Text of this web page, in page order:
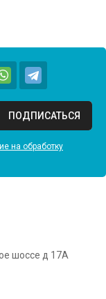
ПОДПИСАТЬСЯ
на обработку
шоссе д 17А